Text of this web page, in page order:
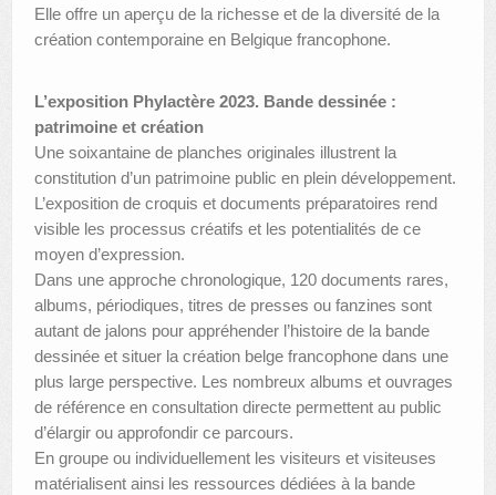
Elle offre un aperçu de la richesse et de la diversité de la
création contemporaine en Belgique francophone.
L’exposition Phylactère 2023. Bande dessinée :
patrimoine et création
Une soixantaine de planches originales illustrent la
constitution d’un patrimoine public en plein développement.
L’exposition de croquis et documents préparatoires rend
visible les processus créatifs et les potentialités de ce
moyen d’expression.
Dans une approche chronologique, 120 documents rares,
albums, périodiques, titres de presses ou fanzines sont
autant de jalons pour appréhender l’histoire de la bande
dessinée et situer la création belge francophone dans une
plus large perspective. Les nombreux albums et ouvrages
de référence en consultation directe permettent au public
d’élargir ou approfondir ce parcours.
En groupe ou individuellement les visiteurs et visiteuses
matérialisent ainsi les ressources dédiées à la bande